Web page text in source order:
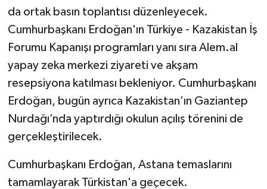
da ortak basın toplantısı düzenleyecek.
Cumhurbaşkanı Erdoğan'ın Türkiye - Kazakistan İş
Forumu Kapanışı programları yanı sıra Alem.al
yapay zeka merkezi ziyareti ve akşam
resepsiyona katılması bekleniyor. Cumhurbaşkanı
Erdoğan, bugün ayrıca Kazakistan’ın Gaziantep
Nurdağı’nda yaptırdığı okulun açılış törenini de
gerçekleştirilecek.
Cumhurbaşkanı Erdoğan, Astana temaslarını
tamamlayarak Türkistan'a geçecek.